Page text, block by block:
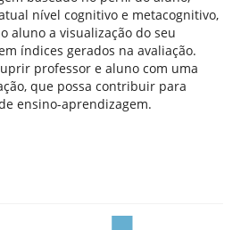
nível cognitivo e metacognitivo,
aluno a visualização do seu
índices gerados na avaliação.
professor e aluno com uma
que possa contribuir para
ensino-aprendizagem.